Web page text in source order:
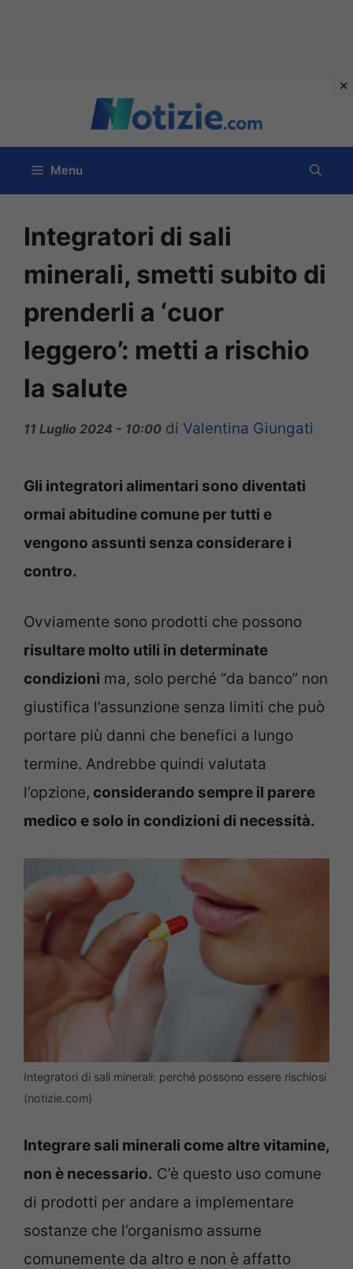
contenuto
Menu
Integratori di sali
minerali, smetti subito di
prenderli a ‘cuor
leggero’: metti a rischio
la salute
11 Luglio 2024 - 10:00 di Valentina Giungati
Gli integratori alimentari sono diventati
ormai abitudine comune per tutti e
vengono assunti senza considerare i
contro.
Ovviamente sono prodotti che possono
risultare molto utili in determinate
condizioni ma, solo perché “da banco” non
giustifica l’assunzione senza limiti che può
portare più danni che benefici a lungo
termine. Andrebbe quindi valutata
l’opzione, considerando sempre il parere
medico e solo in condizioni di necessità.
Integratori di sali minerali: perché possono essere rischiosi
(notizie.com)
Integrare sali minerali come altre vitamine,
non è necessario. C’è questo uso comune
di prodotti per andare a implementare
sostanze che l’organismo assume
comunemente da altro e non è affatto